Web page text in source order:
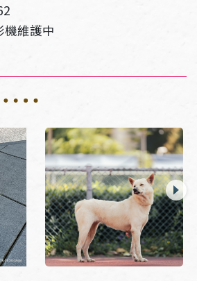
機維護中
收容編號：板橋2023013004